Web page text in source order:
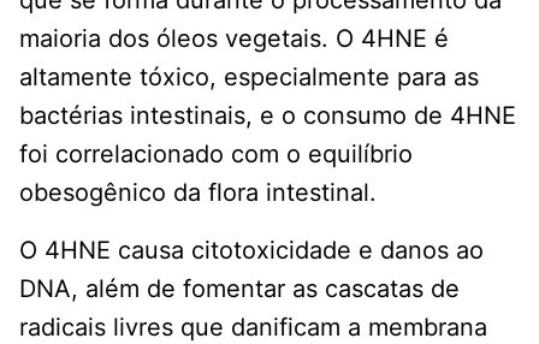
maioria dos óleos vegetais. O 4HNE é
altamente tóxico, especialmente para as
bactérias intestinais, e o consumo de 4HNE
foi correlacionado com o equilíbrio
obesogênico da flora intestinal.
O 4HNE causa citotoxicidade e danos ao
DNA, além de fomentar as cascatas de
radicais livres que danificam a membrana